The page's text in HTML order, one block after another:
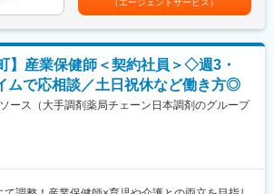
は月10~20時間程度です。リモートやショートワ
(2024年度実績75.7%)、業界平均を大きく下回る
期的に働きやすい環境です。
部全体では24名所属、うち4名が保健師（20～
ョン、無償提供など）の実行を支援いただきま
、プログラム、企画、推進サポート
るGross Margin改善プロジェクトをサポート
リージョナル価格戦略に対するコンプライアンス
施策の効果測定、ROI分析
との連携
て
】産業保健師＜契約社員＞◇週3・
ムで応相談／土日祝休など働き方◎
ース（大手調剤薬局チェーン日本調剤のグループ